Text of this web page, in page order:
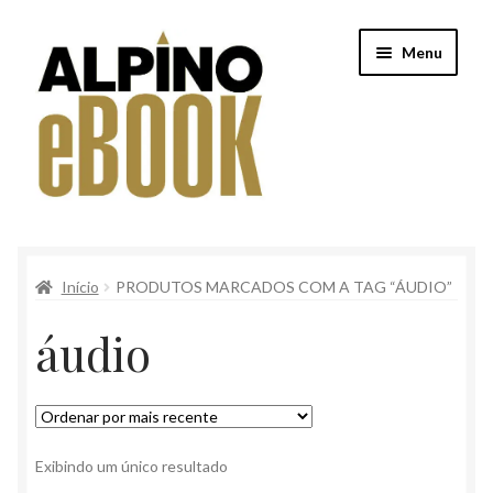
Pular
para
navegação
Pular
para
o
conteúdo
Menu
Alpino
Conteúdo Clube Privê
Finalização de compra
Loja
Início PRODUTOS MARCADOS COM A TAG “ÁUDIO”
áudio
Exibindo um único resultado